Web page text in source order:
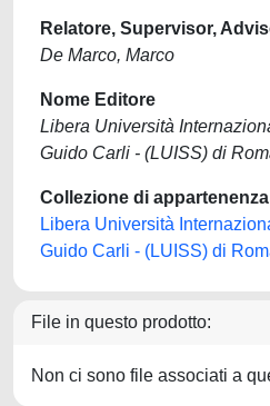
Relatore, Supervisor,
De Marco, Marco
Nome Editore
Libera Università
Guido Carli - (LUISS) di
Collezione di appartenenza
Libera Università
Guido Carli - (LUISS) di
File in questo prodotto:
Non ci sono file associati a